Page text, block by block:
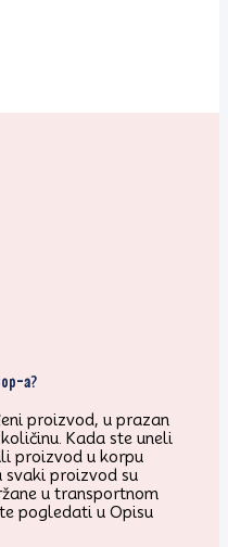
a?
proizvod, u prazan
Kada ste uneli
proizvod u korpu
svaki proizvod su
u transportnom
pogledati u Opisu